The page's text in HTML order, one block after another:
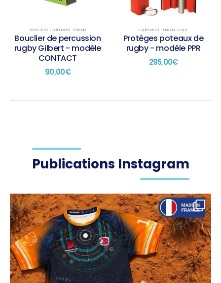
BOUCLIERS, EQUIPEMENT TERRAIN
Bouclier de percussion
rugby Gilbert - modèle
CONTACT
90,00€
EQUIPEMENT TERRAIN, STADE
Protèges poteaux de
rugby - modèle PPR
295,00€
Publications Instagram